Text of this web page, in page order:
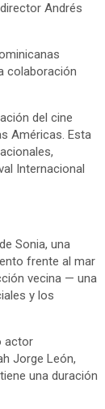
Andrés
colaboración
del cine
Américas. Esta
Internacional
Sonia, una
frente al mar
vecina — una
y los
actor
Jorge León,
una duración